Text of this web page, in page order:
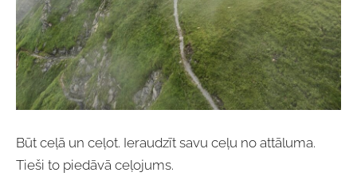
Būt ceļā un ceļot. Ieraudzīt savu ceļu no attāluma.
Tieši to piedāvā ceļojums.